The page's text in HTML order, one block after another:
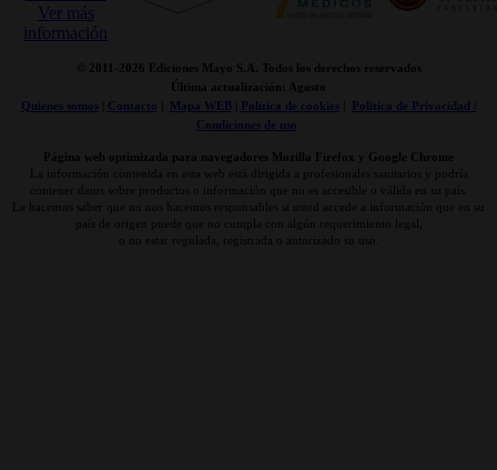
© 2011- 2026 Ediciones Mayo S.A. Todos los derechos reservados
Última actualización: Agosto
Quienes somos| Contacto Mapa WEB| Politica de cookies|
Politica de Privacidad /
Condiciones de uso
Página web optimizada para navegadores Mozilla Firefox y Google Chrome
La información contenida en esta web está dirigida a profesionales sanitarios y podría
contener datos sobre productos o información que no es accesible o válida en su país.
Le hacemos saber que no nos hacemos responsables si usted accede a información que en su
país de origen puede que no cumpla con algún requerimiento legal,
o no estar regulada, registrada o autorizado su uso.